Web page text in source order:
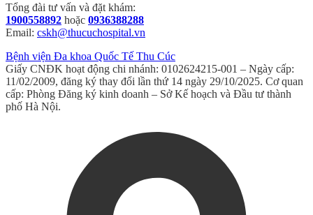
Tổng đài tư vấn và đặt khám:
1900558892 hoặc 0936388288
Email: cskh@thucuchospital.vn
Bệnh viện Đa khoa Quốc Tế Thu Cúc
Giấy CNĐK hoạt động chi nhánh: 0102624215-001 – Ngày cấp:
11/02/2009, đăng ký thay đổi lần thứ 14 ngày 29/10/2025. Cơ quan
cấp: Phòng Đăng ký kinh doanh – Sở Kế hoạch và Đầu tư thành
phố Hà Nội.